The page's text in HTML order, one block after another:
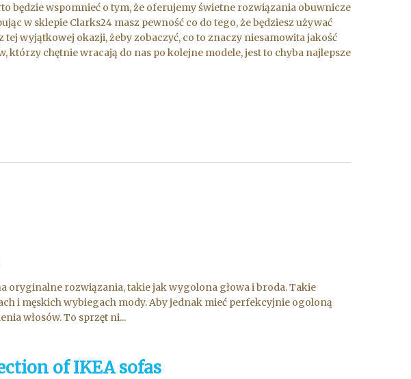
będzie wspomnieć o tym, że oferujemy świetne rozwiązania obuwnicze
w sklepie Clarks24 masz pewność co do tego, że będziesz używać
wyjątkowej okazji, żeby zobaczyć, co to znaczy niesamowita jakość
chętnie wracają do nas po kolejne modele, jest to chyba najlepsze
oryginalne rozwiązania, takie jak wygolona głowa i broda. Takie
i męskich wybiegach mody. Aby jednak mieć perfekcyjnie ogoloną
włosów. To sprzęt ni...
of IKEA sofas